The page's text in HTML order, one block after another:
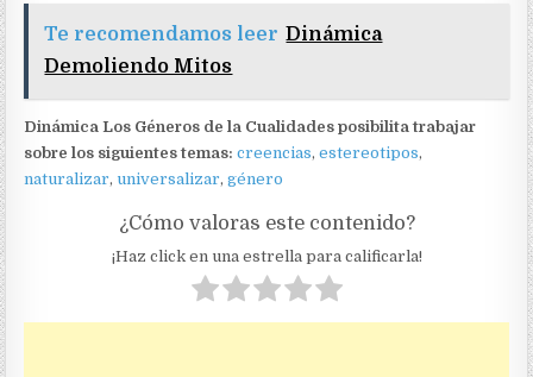
Te recomendamos leer Dinámica
Demoliendo Mitos
Dinámica Los Géneros de la Cualidades posibilita trabajar
sobre los siguientes temas:creencias,estereotipos,
naturalizar, universalizar,género
¿Cómo valoras este contenido?
¡Haz click en una estrella para calificarla!